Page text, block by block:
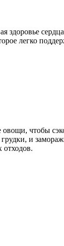
здоровье
легко
чтобы
и
отходов.